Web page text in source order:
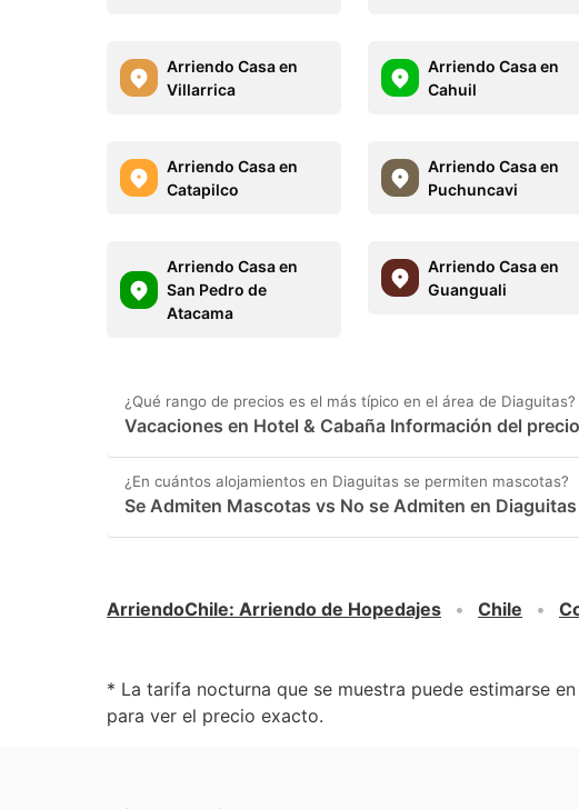
Arriendo Casa en
Villarrica
Arriendo Casa en
Cahuil
Arriendo Casa en
Catapilco
Arriendo Casa en
Puchuncavi
Arriendo Casa en
San Pedro de
Atacama
Arriendo Casa en
Guanguali
¿Qué rango de precios es el más típico en el área de Diaguitas?
Vacaciones en Hotel & Cabaña Información del
¿En cuántos alojamientos en Diaguitas se permiten mascotas?
Se Admiten Mascotas vs No se Admiten en Diaguitas
ArriendoChile: Arriendo de Hopedajes Chile
* La tarifa nocturna que se muestra puede estimarse
para ver el precio exacto.